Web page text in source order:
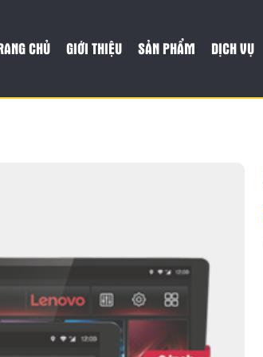
CHỦ GIỚI THIỆU SẢN PHẨM DỊCH VỤ